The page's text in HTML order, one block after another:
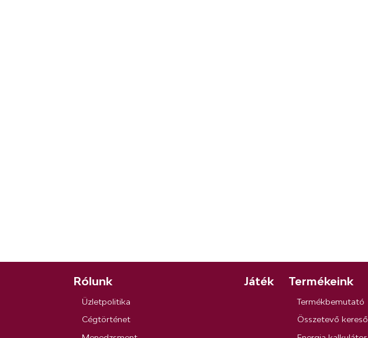
Rólunk
Üzletpolitika
Cégtörténet
Játék Termékeink
Termékbemutató
Összetevő kereső